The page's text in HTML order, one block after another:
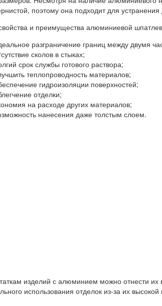
поэтому она подходит для
и преимущества алюминиевой
разграничение границ между двумя
сколов в стыках;
срок службы готового раствора;
теплопроводность материалов;
гидроизоляции поверхностей;
отделки;
на расходе других материалов;
нанесения даже толстым слоем.
изделий с алюминием можно отнести
использования отделок из-за их высокой